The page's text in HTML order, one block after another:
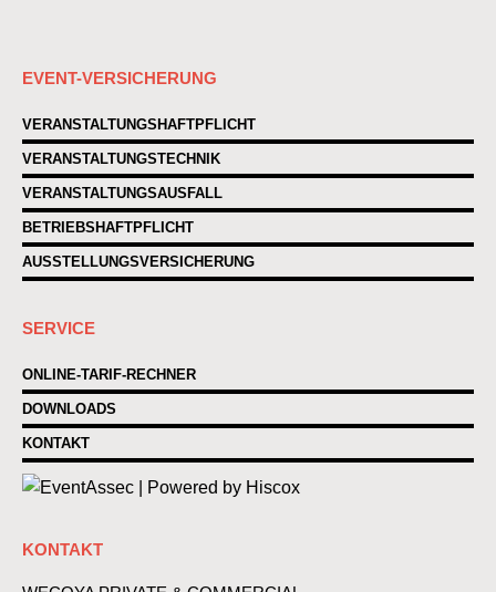
EVENT-VERSICHERUNG
VERANSTALTUNGSHAFTPFLICHT
VERANSTALTUNGSTECHNIK
VERANSTALTUNGSAUSFALL
BETRIEBSHAFTPFLICHT
AUSSTELLUNGSVERSICHERUNG
SERVICE
ONLINE-TARIF-RECHNER
DOWNLOADS
KONTAKT
KONTAKT